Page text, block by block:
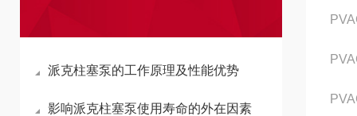
派克柱塞泵的工作原理及性能优势
影响派克柱塞泵使用寿命的外在因素